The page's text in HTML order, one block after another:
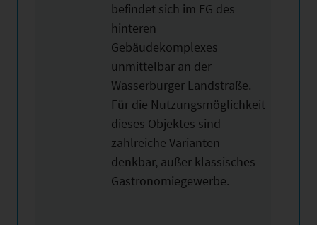
befindet sich im EG des
hinteren
Gebäudekomplexes
unmittelbar an der
Wasserburger Landstraße.
Für die Nutzungsmöglichkeit
dieses Objektes sind
zahlreiche Varianten
denkbar, außer klassisches
Gastronomiegewerbe.